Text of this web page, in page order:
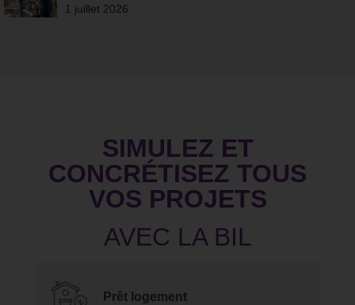
1 juillet 2026
SIMULEZ ET
CONCRÉTISEZ TOUS
VOS PROJETS
Prêt logement